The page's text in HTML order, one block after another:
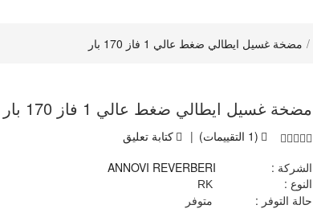
مضخة غسيل ايطالي ضغط عالي 1 فاز 170 بار
مضخة غسيل ايطالي ضغط عالي 1 فاز 170 بار
(1 التقييمات) |
كتابة تعليق
الشركة :
ANNOVI REVERBERI
النوع :
حالة التوفر : متوفر